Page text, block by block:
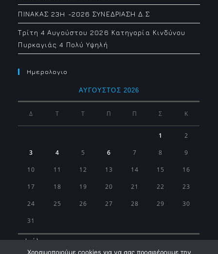
ΠΙΝΑΚΑΣ 23H -2026 ΣΥΝΕΔΡΙΑΣΗ Δ.Σ
Τρίτη 4 Αυγούστου 2026 Κατηγορία Κινδύνου
Πυρκαγιάς 4 Πολύ Υψηλή
Ημερολογιο
ΑΎΓΟΥΣΤΟΣ 2026
Δ Τ Τ Π Π Σ Κ
1 2
3 4 5 6 7 8 9
10 11 12 13 14 15 16
17 18 19 20 21 22 23
24 25 26 27 28 29 30
31
« Ιούλ
Χρησιμοποιούμε cookies για να σας προσφέρουμε την